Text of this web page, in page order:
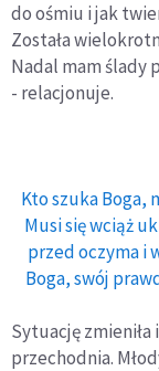
do ośmiu i jak
Została
Nadal mam ślady
- relacjonuje.
Kto szuka Boga,
Musi się wciąż
przed oczyma i
Boga, swój
Sytuację
przechodnia.